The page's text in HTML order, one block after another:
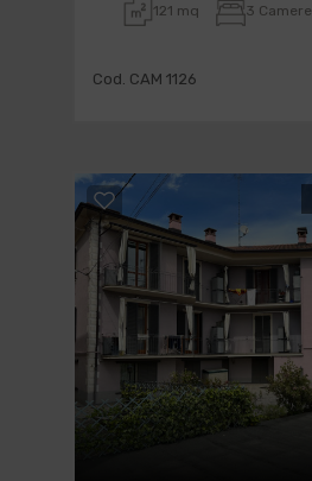
121 mq 3 Camere
Cod. CAM 1126